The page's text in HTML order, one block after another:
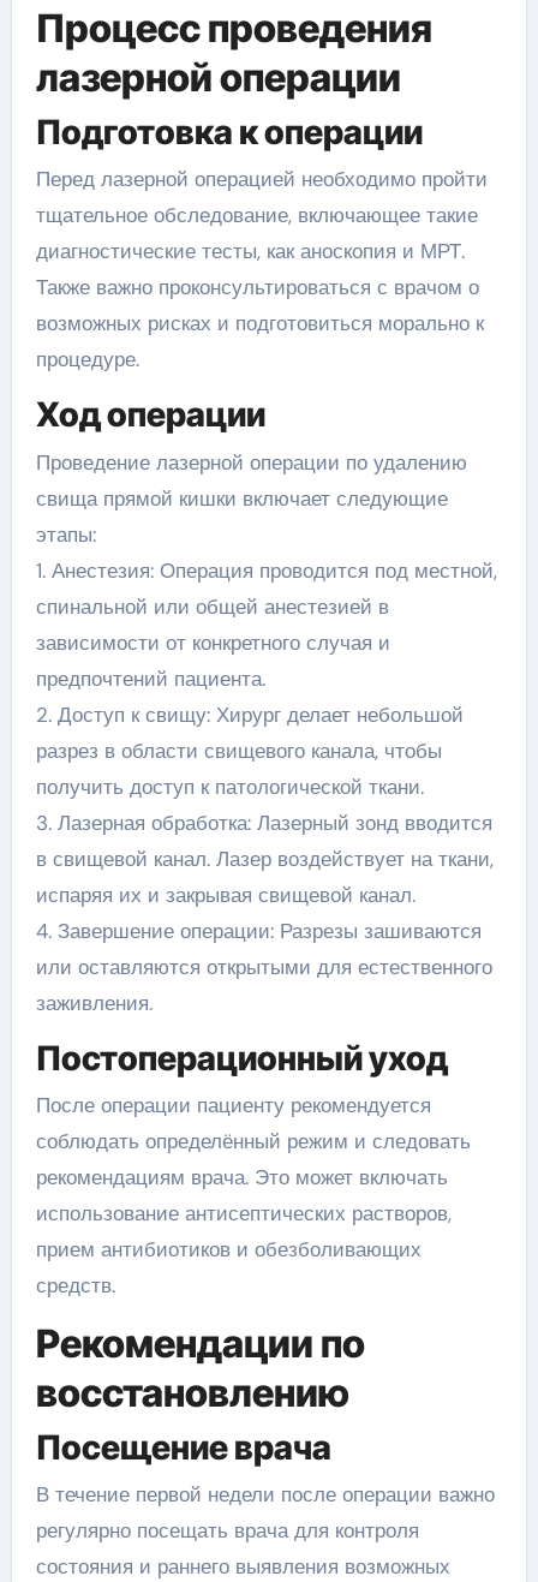
Процесс проведения
лазерной операции
Подготовка к операции
Перед лазерной операцией необходимо пройти
тщательное обследование, включающее такие
диагностические тесты, как аноскопия и МРТ.
Также важно проконсультироваться с врачом о
возможных рисках и подготовиться морально к
процедуре.
Ход операции
Проведение лазерной операции по удалению
свища прямой кишки включает следующие
этапы:
1. Анестезия: Операция проводится под местной,
спинальной или общей анестезией в
зависимости от конкретного случая и
предпочтений пациента.
2. Доступ к свищу: Хирург делает небольшой
разрез в области свищевого канала, чтобы
получить доступ к патологической ткани.
3. Лазерная обработка: Лазерный зонд вводится
в свищевой канал. Лазер воздействует на ткани,
испаряя их и закрывая свищевой канал.
4. Завершение операции: Разрезы зашиваются
или оставляются открытыми для естественного
заживления.
Постоперационный уход
После операции пациенту рекомендуется
соблюдать определённый режим и следовать
рекомендациям врача. Это может включать
использование антисептических растворов,
прием антибиотиков и обезболивающих
средств.
Рекомендации по
восстановлению
Посещение врача
В течение первой недели после операции важно
регулярно посещать врача для контроля
состояния и раннего выявления возможных